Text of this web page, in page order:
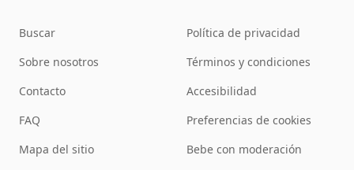
Buscar
Sobre nosotros
Contacto
FAQ
Mapa del sitio
Política de privacidad
Términos y condiciones
Accesibilidad
Preferencias de cookies
Bebe con moderación